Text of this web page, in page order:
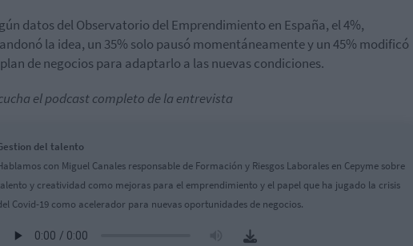
datos del Observatorio del Emprendimiento en España, el 4%,
la idea, un 35% solo pausó momentáneamente y un 45% modificó
de negocios para adaptarlo a las nuevas condiciones.
el podcast completo de la entrevista
del talento
con Miguel Canales responsable de Formación y Riesgos Laborales en Cepyme sobre
y creatividad como mejoras para el emprendimiento y el papel que ha jugado la crisis
Covid-19 como acelerador para nuevas oportunidades de negocios.